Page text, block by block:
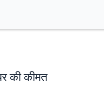
की कीमत